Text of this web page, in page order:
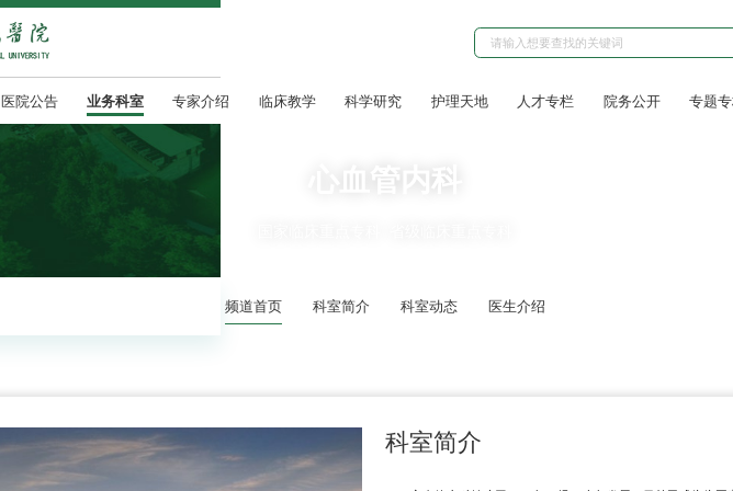
医院公告 业务科室 专家介绍 临床教学 科学研究 护理天地 人才专栏 院务公开 专题
心血管内科
频道首页 科室简介 科室动态 医生介绍
科室简介